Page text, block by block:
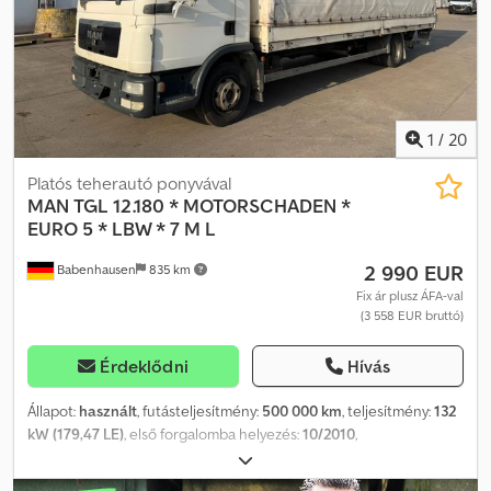
Első gumiabroncsok: 215/75R17,5 (7/8 mm) * Hátsó gumiabroncsok:
215/75R17,5 (12/14/10/13 mm) ----E-mail címünk: Szolgáltatásaink:
Djdpfx Aozmlriogleck - Rövid távú vagy vámjelzés beszerzése
- Átszállítás/szállítás az Európai Unió egész területén -
Járművek vámkezelése harmadik országba Angol, német, orosz és
más nyelveken a WhatsAppon is elérhetők vagyunk:
1 / 20
Babenhausen 835 km
Platós teherautó ponyvával
MAN TGL 12.180 * MOTORSCHADEN *
EURO 5 * LBW * 7 M L
2 990 EUR
Fix ár plusz ÁFA-val
(3 558 EUR bruttó)
Érdeklődni Hívás
Állapot: használt, futásteljesítmény: 500 000 km, teljesítmény:132
kW (179,47 LE), első forgalomba helyezés:10/2010,
, össztömeg:
2 tengely, következő vizsga (TÜV):04/2026, szín:fehér, hajtástípus: